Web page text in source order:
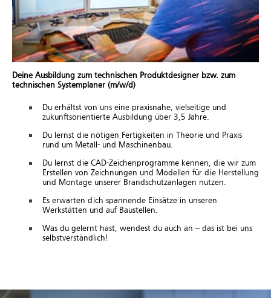
Deine Ausbildung zum technischen Produktdesigner bzw. zum
technischen Systemplaner (m/w/d)
Du erhältst von uns eine praxisnahe, vielseitige und
zukunftsorientierte Ausbildung über 3,5 Jahre.
Du lernst die nötigen Fertigkeiten in Theorie und Praxis
rund um Metall- und Maschinenbau.
Du lernst die CAD-Zeichenprogramme kennen, die wir zum
Erstellen von Zeichnungen und Modellen für die Herstellung
und Montage unserer Brandschutzanlagen nutzen.
Es erwarten dich spannende Einsätze in unseren
Werkstätten und auf Baustellen.
Was du gelernt hast, wendest du auch an – das ist bei uns
selbstverständlich!